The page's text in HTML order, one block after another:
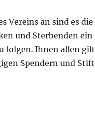
Vereins an sind es
und Sterbenden
folgen. Ihnen allen
Spendern und